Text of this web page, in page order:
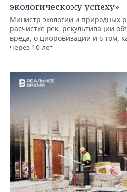
экологическому успеху»
Министр экологии и природных
расчистке рек, рекультивации
вреда, о цифровизации и о том,
через 10 лет